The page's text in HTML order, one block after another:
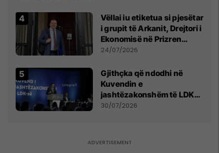
Vëllai iu etiketua si pjesëtar
i grupit të Arkanit, Drejtori i
Ekonomisë në Prizren
mohon pretendimet
24/07/2026
Gjithçka që ndodhi në
Kuvendin e
jashtëzakonshëm të LDK-
së
30/07/2026